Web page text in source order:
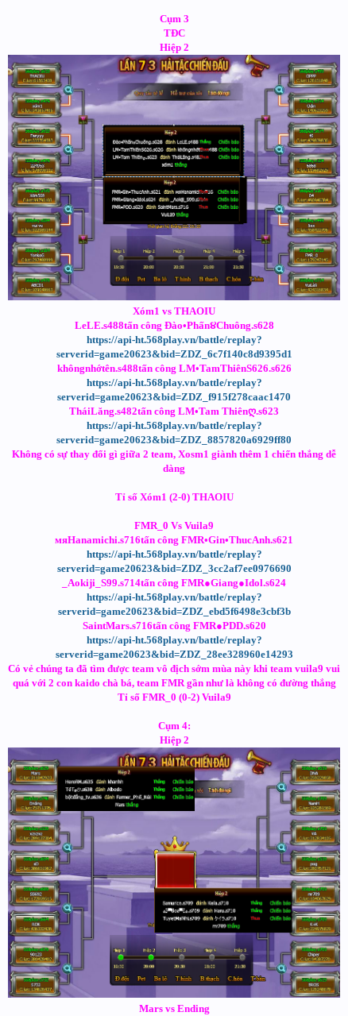
Cụm 3
TĐC
Hiệp 2
Xóm1 vs THAOIU
LeLE.s488tấn công Đào•Phấn૪Chuông.s628
https://api-ht.568play.vn/battle/replay?
serverid=game20623&bid=ZDZ_6c7f140c8d9395d1
khôngnhớtên.s488tấn công LM•TamThiênS626.s626
https://api-ht.568play.vn/battle/replay?
serverid=game20623&bid=ZDZ_f915f278caac1470
TháiLăng.s482tấn công LM•Tam Thiênღ.s623
https://api-ht.568play.vn/battle/replay?
serverid=game20623&bid=ZDZ_8857820a6929ff80
Không có sự thay đổi gì giữa 2 team, Xosm1 giành thêm 1 chiến thắng dễ
dàng
Tỉ số Xóm1 (2-0) THAOIU
FMR_0 Vs Vuila9
мяHanamichi.s716tấn công FMR•Gin•ThucAnh.s621
https://api-ht.568play.vn/battle/replay?
serverid=game20623&bid=ZDZ_3cc2af7ee0976690
_Aokiji_S99.s714tấn công FMR●Giang●Idol.s624
https://api-ht.568play.vn/battle/replay?
serverid=game20623&bid=ZDZ_ebd5f6498e3cbf3b
SaintMars.s716tấn công FMR●PDD.s620
https://api-ht.568play.vn/battle/replay?
serverid=game20623&bid=ZDZ_28ee328960e14293
Có vẻ chúng ta đã tìm được team vô địch sớm mùa này khi team vuila9 vui
quá với 2 con kaido chà bá, team FMR gần như là không có đường thắng
Tỉ số FMR_0 (0-2) Vuila9
Cụm 4:
Hiệp 2
Mars vs Ending